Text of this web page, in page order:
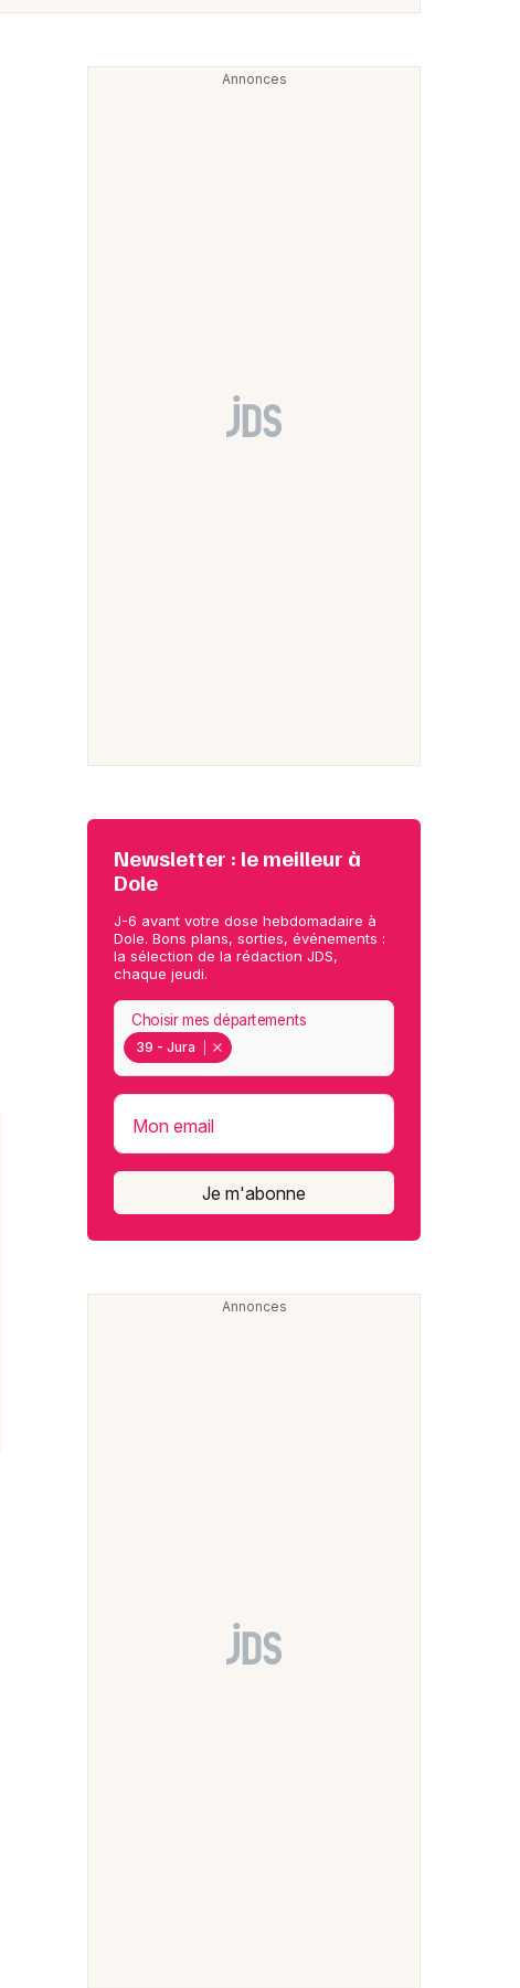
Newsletter : le meilleur à
Dole
J-6 avant votre dose hebdomadaire à
Dole. Bons plans, sorties, événements :
la sélection de la rédaction JDS,
chaque jeudi.
39 - Jura
Choisir mes départements
Mon email
Je m'abonne